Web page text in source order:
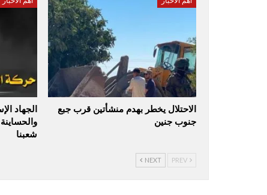
الاحتلال يخطر بهدم منشأتين قرب جبع
جنوب جنين
الجهاد
شعبنا
NEXT